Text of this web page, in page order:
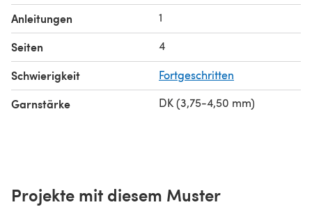
Anleitungen 1
Seiten 4
Schwierigkeit Fortgeschritten
Garnstärke DK (3,75-4,50 mm)
Projekte mit diesem Muster